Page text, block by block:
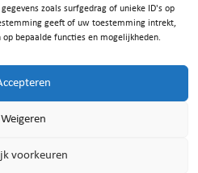
zoals surfgedrag of unieke ID's op
geeft of uw toestemming intrekt,
bepaalde functies en mogelijkheden.
Weigeren
voorkeuren